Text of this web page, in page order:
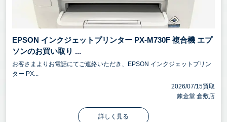
EPSON インクジェットプリンター PX-M730F 複合機 エプ
ソンのお買い取り ...
お客さまよりお電話にてご連絡いただき、EPSON インクジェットプリン
ター PX...
2026/07/15買取
錬金堂 倉敷店
詳しく見る